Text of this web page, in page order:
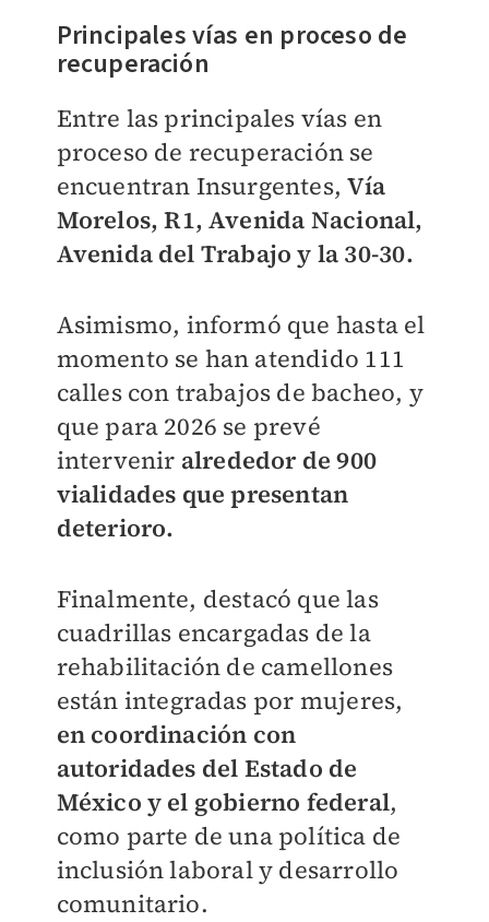
Principales vías en proceso de
recuperación
Entre las principales vías en
proceso de recuperación se
encuentran Insurgentes,Vía
Morelos, R1, Avenida Nacional,
Avenida del Trabajo y la 30-30.
Asimismo, informó que hasta el
momento se han atendido 111
calles con trabajos de bacheo, y
que para 2026 se prevé
intervenir alrededor de 900
vialidades que presentan
deterioro.
Finalmente, destacó que las
cuadrillas encargadas de la
rehabilitación de camellones
están integradas por mujeres,
en coordinación con
autoridades del Estado de
México y el gobierno federal,
como parte de una política de
inclusión laboral y desarrollo
comunitario.